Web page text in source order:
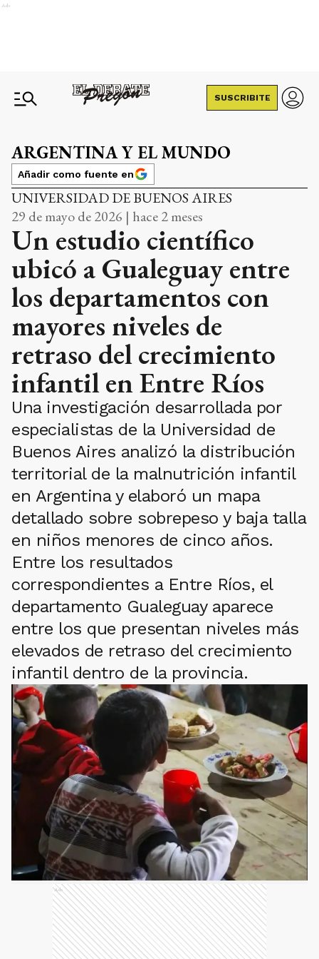
Ads
SUSCRIBITE
ARGENTINA Y EL MUNDO
Añadir como fuente en
UNIVERSIDAD DE BUENOS AIRES
29 de mayo de 2026 | hace 2 meses
Un estudio científico
ubicó a Gualeguay entre
los departamentos con
mayores niveles de
retraso del crecimiento
infantil en Entre Ríos
Una investigación desarrollada por
especialistas de la Universidad de
Buenos Aires analizó la distribución
territorial de la malnutrición infantil
en Argentina y elaboró un mapa
detallado sobre sobrepeso y baja talla
en niños menores de cinco años.
Entre los resultados
correspondientes a Entre Ríos, el
departamento Gualeguay aparece
entre los que presentan niveles más
elevados de retraso del crecimiento
infantil dentro de la provincia.
Ads